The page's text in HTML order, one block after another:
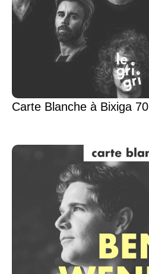
Carte Blanche à Bixiga 70